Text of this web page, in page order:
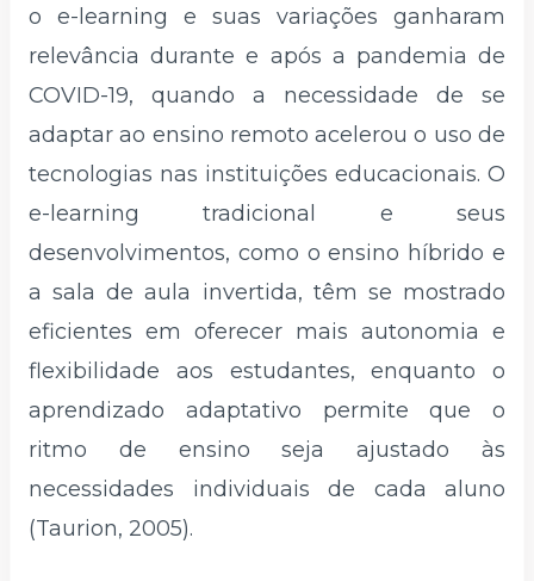
o e-learning e suas variações ganharam
relevância durante e após a pandemia de
COVID-19, quando a necessidade de se
adaptar ao ensino remoto acelerou o uso de
tecnologias nas instituições educacionais. O
e-learning tradicional e seus
desenvolvimentos, como o ensino híbrido e
a sala de aula invertida, têm se mostrado
eficientes em oferecer mais autonomia e
flexibilidade aos estudantes, enquanto o
aprendizado adaptativo permite que o
ritmo de ensino seja ajustado às
necessidades individuais de cada aluno
(Taurion, 2005).